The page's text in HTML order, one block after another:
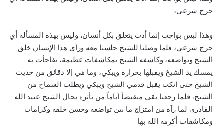
حرج شرعي،
وهذا ليس بواجب إنما أدب يتعلق بكل أنسان، وليس بهذه المسألة أي
حرج شرعي، فلما وصلنا للشيخ جلسنا معه ورأى هذا الإنسان خلق
الشيخ وتواضعه، وكاشفه الشيخ بمكاشفات عظيمة، تفاجأت به
يمسك يد الشيخ ويقبلها بحرارة ويبكي، وما هي إلا دقائق من حديث
الشيخ حتى انكب يقبل قدمي الشيخ ويبكي ويطلب السماح من
الشيخ، فلما رجعنا بقي منقبضاً أياماً من تأثره بحال الشيخ عبيد الله
القادري لما رآه من امتزاج ما بين تواضعه وحسن خلقه وكرامات
ومكاشفات أكرمه الله بها